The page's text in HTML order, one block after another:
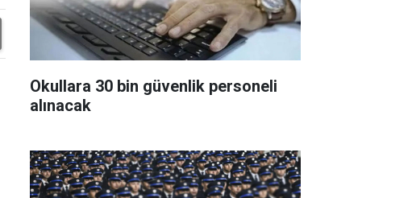
Okullara 30 bin güvenlik personeli
alınacak